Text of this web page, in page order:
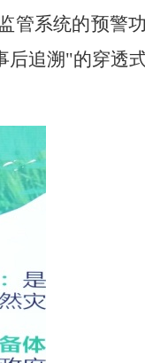
管系统的预警
后追溯"的穿透